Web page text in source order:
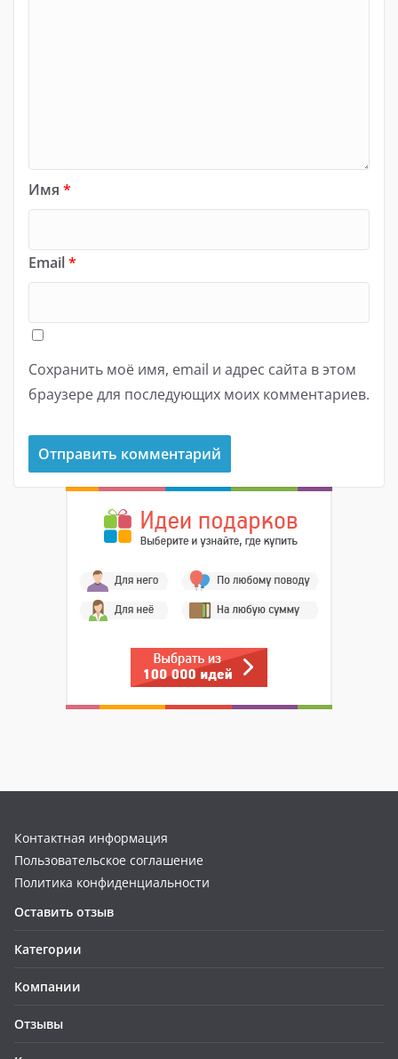
Имя *
Email*
Сохранить моё имя, email и адрес сайта в этом
браузере для последующих моих комментариев.
Контактная информация
Пользовательское соглашение
Политика конфиденциальности
Оставить отзыв
Категории
Компании
Отзывы